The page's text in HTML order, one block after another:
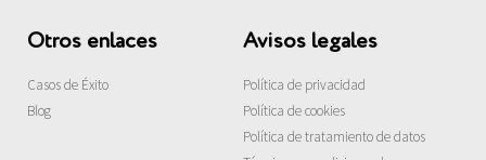
Otros enlaces
Casos de Éxito
Blog
Avisos legales
Política de privacidad
Política de cookies
Política de tratamiento de datos